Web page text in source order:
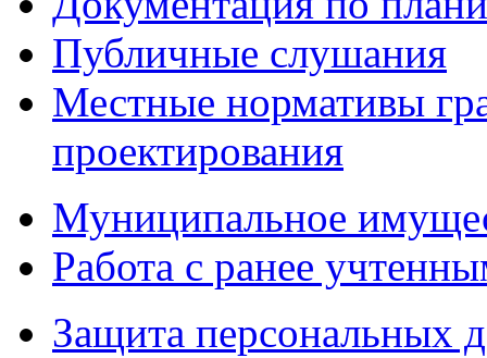
Публичные слушания
Местные нормативы
проектирования
Муниципальное
Работа с ранее
Защита персональных